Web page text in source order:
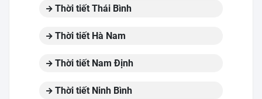
Thời tiết Thái Bình
Thời tiết Hà Nam
Thời tiết Nam Định
Thời tiết Ninh Bình